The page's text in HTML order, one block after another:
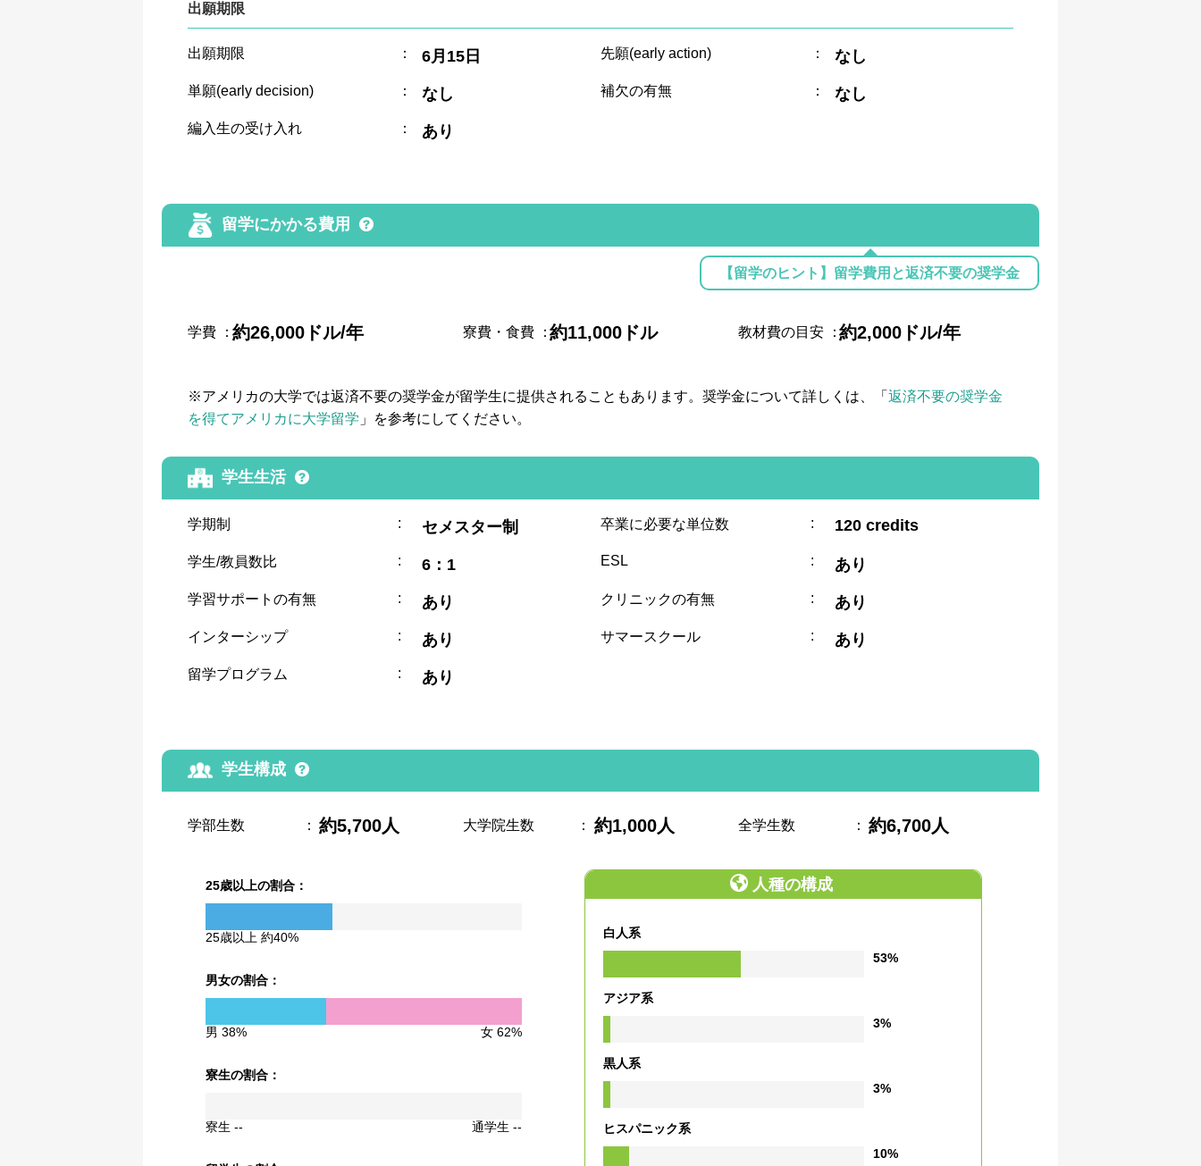
出願期限
出願期限 ： 6月15日 先願(early action) ： なし
単願(early decision) ： なし 補欠の有無 ： なし
編入生の受け入れ ： あり
留学にかかる費用
【留学のヒント】留学費用と返済不要の奨学金
学費 ：約26,000ドル/年 寮費・食費 ：約11,000ドル 教材費の目安 ：約2,000ドル/年
※アメリカの大学では返済不要の奨学金が留学生に提供されることもあります。奨学金について詳しくは、「返済不要の奨学金
を得てアメリカに大学留学 」を参考にしてください。
学生生活
学期制 : セメスター制 卒業に必要な単位数 : 120 credits
学生/教員数比 : 6：1 ESL : あり
学習サポートの有無 : あり クリニックの有無 : あり
インターシップ : あり サマースクール : あり
留学プログラム : あり
学生構成
学部生数 ： 約5,700人 大学院生数 ： 約1,000人 全学生数 ： 約6,700人
25歳以上の割合：
25歳以上 約40%
男女の割合：
男 38% 女 62%
寮生の割合：
寮生 -- 通学生 --
人種の構成
白人系
53%
アジア系
3%
黒人系
3%
ヒスパニック系
10%